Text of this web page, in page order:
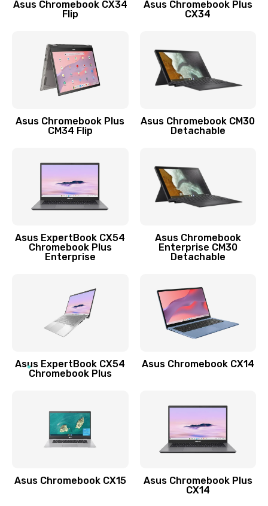
Замена кнопок громкости
Защита гидрогелевой пленкой
Замена аккумулятора
890 руб.
Заказать
890 руб.
Замена стекла
Замена датчика приближения
Asus Chromebook CX34
Flip
Asus Chromebook Plus
CX34
Asus Chromebook Plus
CM34 Flip
Asus Chromebook CM30
Detachable
Asus ExpertBook CX54
Chromebook Plus
Enterprise
Asus Chromebook
Enterprise CM30
Detachable
Asus ExpertBook CX54
Chromebook Plus
Asus Chromebook CX14
Asus Chromebook CX15
Asus Chromebook Plus
CX14